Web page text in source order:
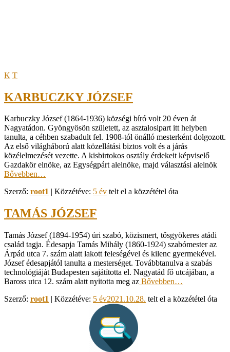
K T
KARBUCZKY JÓZSEF
Karbuczky József (1864-1936) községi bíró volt 20 éven át
Nagyatádon. Gyöngyösön született, az asztalosipart itt helyben
tanulta, a céhben szabadult fel. 1908-tól önálló mesterként dolgozott.
Az első világháború alatt közellátási biztos volt és a járás
közélelmezését vezette. A kisbirtokos osztály érdekeit képviselő
Gazdakör elnöke, az Egységpárt alelnöke, majd választási alelnök
Bővebben…
Szerző: root1 | Közzétéve: 5 év telt el a közzététel óta
TAMÁS JÓZSEF
Tamás József (1894-1954) úri szabó, közismert, tősgyökeres atádi
család tagja. Édesapja Tamás Mihály (1860-1924) szabómester az
Árpád utca 7. szám alatt lakott feleségével és kilenc gyermekével.
József édesapjától tanulta a mesterséget. Továbbtanulva a szabás
technológiáját Budapesten sajátította el. Nagyatád fő utcájában, a
Baross utca 12. szám alatt nyitotta meg az Bővebben…
Szerző: root1 | Közzétéve: 5 év2021.10.28. telt el a közzététel óta